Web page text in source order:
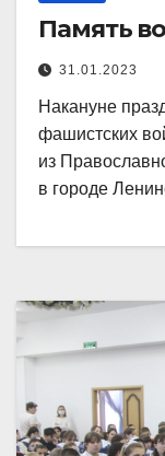
Память
31.01.2023
Накануне
фашистских
из
в городе